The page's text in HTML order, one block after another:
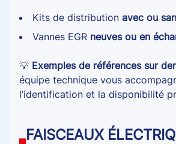
Kits de distribution avec ou
Vannes EGR neuves ou en
💡 Exemples de références sur
équipe technique vous
l’identification et la disponibilité
FAISCEAUX